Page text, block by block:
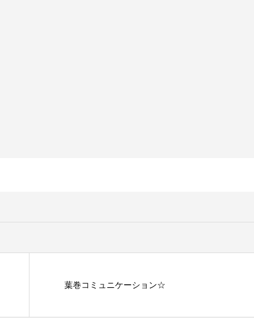
葉巻コミュニケーション☆